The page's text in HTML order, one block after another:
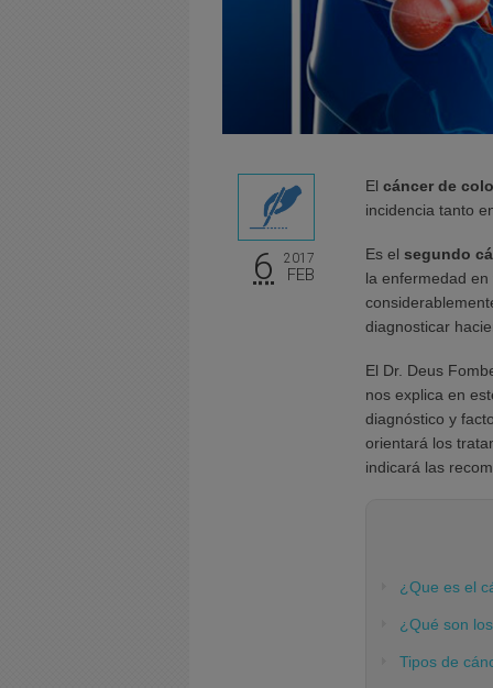
6 2017
FEB
El cáncer de
incidencia tanto
Es el segundo
la enfermedad
diagnosticar
El Dr. Deus
nos explica en
diagnóstico y
orientará los
indicará las
¿Que es el
¿Qué son
Tipos de